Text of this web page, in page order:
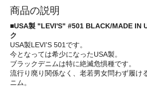
商品の説明
■USA製 "LEVI'S" #501 BLACK/MADE IN
ク
USA製LEVI'S 501です。
今となっては希少になったUSA製。
ブラックデニムは特に絶滅危惧種です。
流行り廃り関係なく、老若男女問わず履け
ニム。